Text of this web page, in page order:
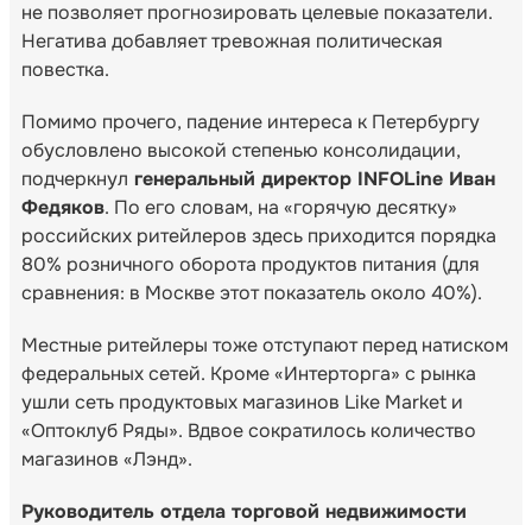
не позволяет прогнозировать целевые показатели.
Негатива добавляет тревожная политическая
повестка.
Помимо прочего, падение интереса к Петербургу
обусловлено высокой степенью консолидации,
подчеркнул генеральный директор INFOLine Иван
Федяков. По его словам, на «горячую десятку»
российских ритейлеров здесь приходится порядка
80% розничного оборота продуктов питания (для
сравнения: в Москве этот показатель около 40%).
Местные ритейлеры тоже отступают перед натиском
федеральных сетей. Кроме «Интерторга» с рынка
ушли сеть продуктовых магазинов Like Market и
«Оптоклуб Ряды». Вдвое сократилось количество
магазинов «Лэнд».
Руководитель отдела торговой недвижимости